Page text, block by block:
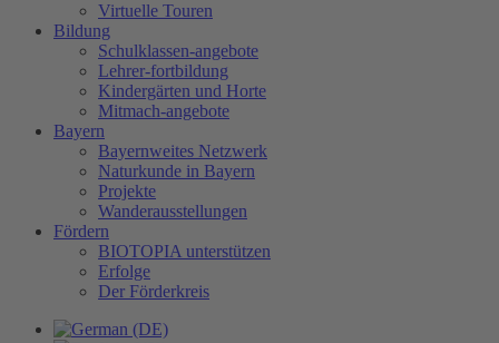
Virtuelle Touren
Bildung
Schulklassen-angebote
Lehrer-fortbildung
Kindergärten und Horte
Mitmach-angebote
Bayern
Bayernweites Netzwerk
Naturkunde in Bayern
Projekte
Wanderausstellungen
Fördern
BIOTOPIA unterstützen
Erfolge
Der Förderkreis